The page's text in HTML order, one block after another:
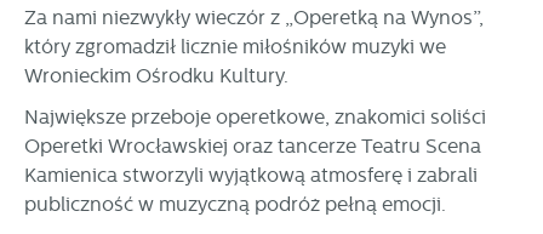
Za nami niezwykły wieczór z „Operetką na Wynos”,
który zgromadził licznie miłośników muzyki we
Wronieckim Ośrodku Kultury.
Największe przeboje operetkowe, znakomici soliści
Operetki Wrocławskiej oraz tancerze Teatru Scena
Kamienica stworzyli wyjątkową atmosferę i zabrali
publiczność w muzyczną podróż pełną emocji.
cookies gwarantuje dostępność większej ilości funkcji na
stronie.
Analityczne pliki cookies pomagają nam rozwijać się i
dostosowywać do Twoich potrzeb.
Cookies analityczne pozwalają na uzyskanie informacji w
zakresie wykorzystywania witryny internetowej, miejsca oraz
częstotliwości, z jaką odwiedzane są nasze serwisy www.
Dane pozwalają nam na ocenę naszych serwisów
internetowych pod względem ich popularności wśród
użytkowników. Zgromadzone informacje są przetwarzane w
Reklamowe
Dzięki reklamowym plikom cookies prezentujemy Ci